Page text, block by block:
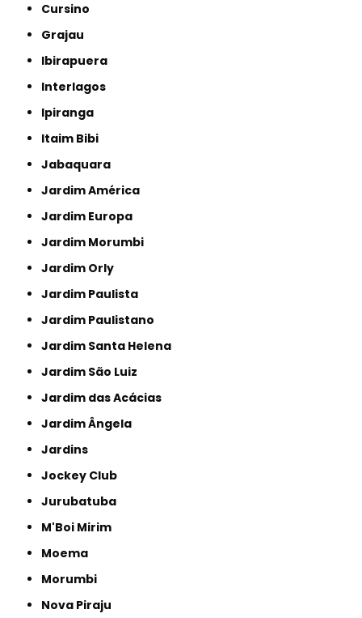
Cursino
Grajau
Ibirapuera
Interlagos
Ipiranga
Itaim Bibi
Jabaquara
Jardim América
Jardim Europa
Jardim Morumbi
Jardim Orly
Jardim Paulista
Jardim Paulistano
Jardim Santa Helena
Jardim São Luiz
Jardim das Acácias
Jardim Ângela
Jardins
Jockey Club
Jurubatuba
M'Boi Mirim
Moema
Morumbi
Nova Piraju